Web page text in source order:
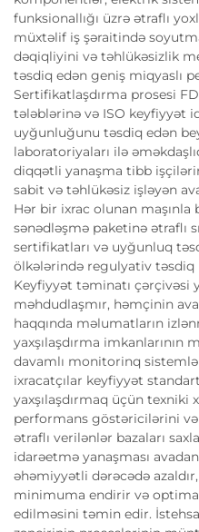
funksionallığı üzrə ətraflı
müxtəlif iş şəraitində
dəqiqliyini və təhlükəsizlik
təsdiq edən geniş miqyaslı
Sertifikatlaşdırma prosesi
tələblərinə və ISO keyfiyyət
uyğunluğunu təsdiq edən
laboratoriyaları ilə
diqqətli yanaşma tibb
sabit və təhlükəsiz işləyən
Hər bir ixrac olunan
sənədləşmə paketinə ətraflı
sertifikatları və uyğunluq
ölkələrində regulyativ təsdiq
Keyfiyyət təminatı çərçivəsi
məhdudlaşmır, həmçinin
haqqında məlumatların
yaxşılaşdırma
davamlı monitorinq
ixracatçılar keyfiyyət
yaxşılaşdırmaq üçün
performans göstəricilərini
ətraflı verilənlər bazaları
idarəetmə yanaşması
əhəmiyyətli dərəcədə
minimuma endirir və
edilməsini təmin edir.